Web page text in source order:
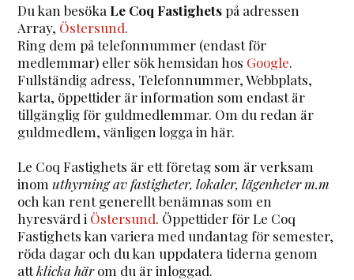
Du kan besöka Le Coq Fastighetspå adressen
Array, Östersund.
Ring dem på telefonnummer (endast för
medlemmar) eller sök hemsidan hos Google.
Fullständig adress, Telefonnummer, Webbplats,
karta, öppettider är information som endast är
tillgänglig för guldmedlemmar. Om du redan är
guldmedlem, vänligen logga in här.
Le Coq Fastighets är ett företag som är verksam
inomuthyrning av fastigheter, lokaler, lägenheter m.m
och kan rent generellt benämnas som en
hyresvärd i Östersund. Öppettider för Le Coq
Fastighets kan variera med undantag för semester,
röda dagar och du kan uppdatera tiderna genom
attklicka härom du är inloggad.